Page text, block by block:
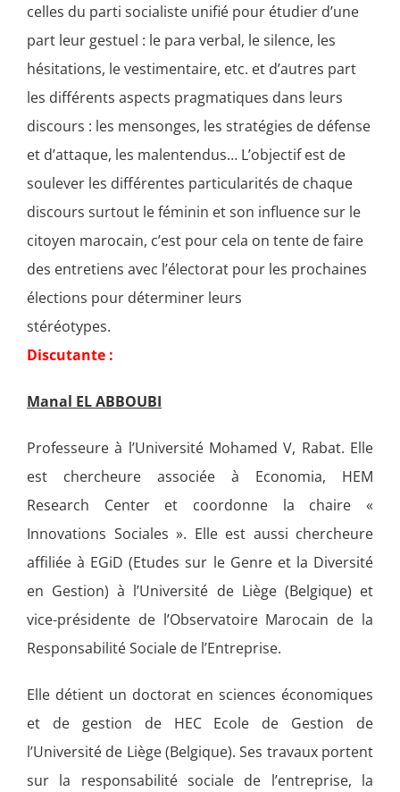
celles du parti socialiste unifié pour étudier d’une
part leur gestuel : le para verbal, le silence, les
hésitations, le vestimentaire, etc. et d’autres part
les différents aspects pragmatiques dans leurs
discours : les mensonges, les stratégies de défense
et d’attaque, les malentendus… L’objectif est de
soulever les différentes particularités de chaque
discours surtout le féminin et son influence sur le
citoyen marocain, c’est pour cela on tente de faire
des entretiens avec l’électorat pour les prochaines
élections pour déterminer leurs
stéréotypes.
Discutante :
Manal EL ABBOUBI
Professeure à l’Université Mohamed V, Rabat. Elle
est chercheure associée à Economia, HEM
Research Center et coordonne la chaire «
Innovations Sociales ». Elle est aussi chercheure
affiliée à EGiD (Etudes sur le Genre et la Diversité
en Gestion) à l’Université de Liège (Belgique) et
vice-présidente de l’Observatoire Marocain de la
Responsabilité Sociale de l’Entreprise.
Elle détient un doctorat en sciences économiques
et de gestion de HEC Ecole de Gestion de
l’Université de Liège (Belgique). Ses travaux portent
sur la responsabilité sociale de l’entreprise, la